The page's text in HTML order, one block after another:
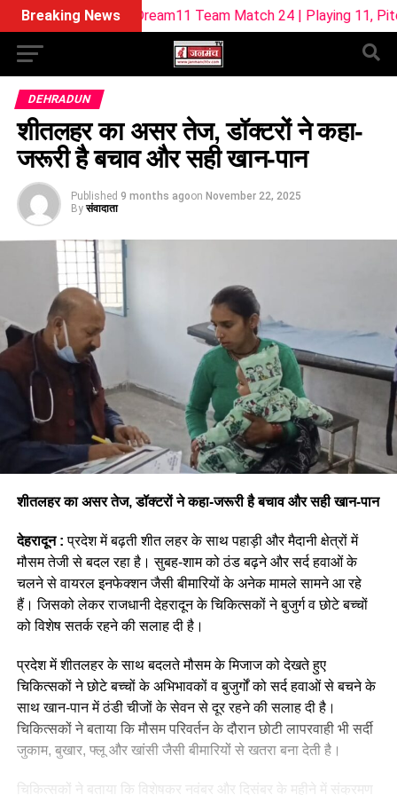
Breaking News
W Dream11 Team Match 24 | Playing 11, Pitch Report &
DEHRADUN
शीतलहर का असर तेज, डॉक्टरों ने कहा-
जरूरी है बचाव और सही खान-पान
Published 9 months agoon November 22, 2025
By संवादाता
शीतलहर का असर तेज, डॉक्टरों ने कहा-जरूरी है बचाव और सही खान-पान
देहरादून : प्रदेश में बढ़ती शीत लहर के साथ पहाड़ी और मैदानी क्षेत्रों में
मौसम तेजी से बदल रहा है। सुबह-शाम को ठंड बढ़ने और सर्द हवाओं के
चलने से वायरल इनफेक्शन जैसी बीमारियों के अनेक मामले सामने आ रहे
हैं। जिसको लेकर राजधानी देहरादून के चिकित्सकों ने बुजुर्ग व छोटे बच्चों
को विशेष सतर्क रहने की सलाह दी है।
प्रदेश में शीतलहर के साथ बदलते मौसम के मिजाज को देखते हुए
चिकित्सकों ने छोटे बच्चों के अभिभावकों व बुजुर्गों को सर्द हवाओं से बचने के
साथ खान-पान में ठंडी चीजों के सेवन से दूर रहने की सलाह दी है।
चिकित्सकों ने बताया कि मौसम परिवर्तन के दौरान छोटी लापरवाही भी सर्दी
जुकाम, बुखार, फ्लू और खांसी जैसी बीमारियों से खतरा बना देती है।